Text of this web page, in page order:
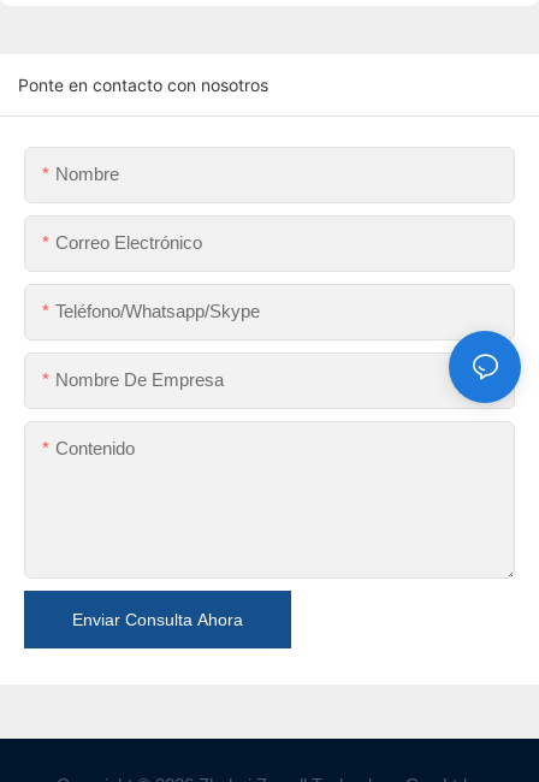
Ponte en contacto con nosotros
Nombre
Correo Electrónico
Teléfono/whatsapp/skype
Nombre De Empresa
Contenido
Enviar Consulta Ahora